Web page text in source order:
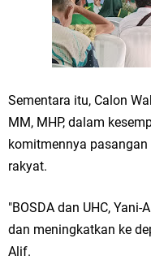
Sementara itu, Calon
MM, MHP, dalam
komitmennya
rakyat.
"BOSDA dan UHC,
dan meningkatkan ke
Alif.